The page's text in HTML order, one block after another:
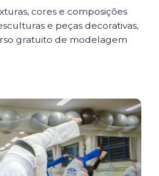
cores e composições
e peças decorativas,
gratuito de modelagem